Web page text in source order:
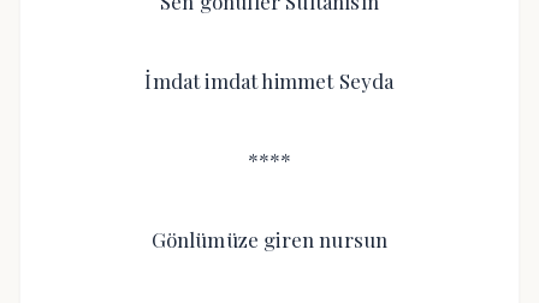
İmdat imdat himmet Seyda
****
Gönlümüze giren nursun